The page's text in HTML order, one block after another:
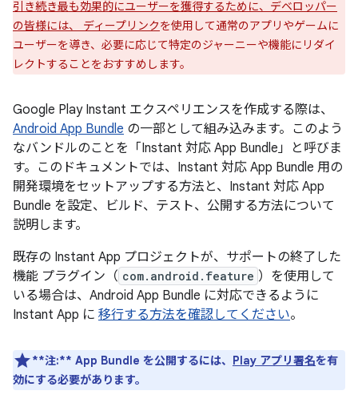
引き続き最も効果的にユーザーを獲得するために、デベロッパー
の皆様には、 ディープリンクを使用して通常のアプリやゲームに
ユーザーを導き、必要に応じて特定のジャーニーや機能にリダイ
レクトすることをおすすめします。
Google Play Instant エクスペリエンスを作成する際は、
Android App Bundle の一部として組み込みます。このよう
なバンドルのことを「Instant 対応 App Bundle」と呼びま
す。このドキュメントでは、Instant 対応 App Bundle 用の
開発環境をセットアップする方法と、Instant 対応 App
Bundle を設定、ビルド、テスト、公開する方法について
説明します。
既存の Instant App プロジェクトが、サポートの終了した
機能 プラグイン（ com.android.feature ）を使用して
いる場合は、Android App Bundle に対応できるように
Instant App に 移行する方法を確認してください。
**注:** App Bundle を公開するには、 Play アプリ署名を有
効にする必要があります。